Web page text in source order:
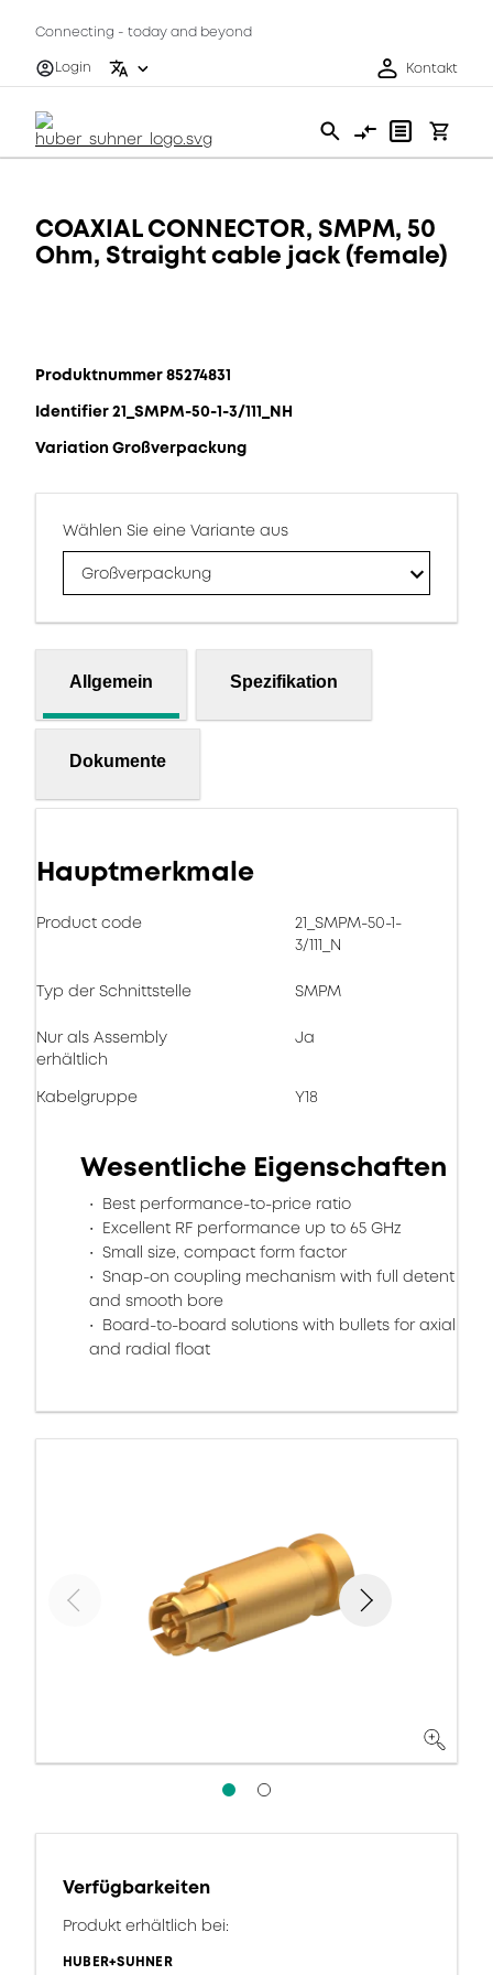
Connecting - today and beyond
Login
Kontakt
COAXIAL CONNECTOR, SMPM, 50
Ohm, Straight cable jack (female)
Produktnummer 85274831
Identifier 21_SMPM-50-1-3/111_NH
Variation Großverpackung
Wählen Sie eine Variante aus
Großverpackung
Allgemein Spezifikation
Dokumente
Hauptmerkmale
Product code
21_SMPM-50-1-
3/111_N
Typ der Schnittstelle SMPM
Nur als Assembly
erhältlich
Ja
Kabelgruppe Y18
Wesentliche Eigenschaften
Best performance-to-price ratio
Excellent RF performance up to 65 GHz
Small size, compact form factor
Snap-on coupling mechanism with full detent
and smooth bore
Board-to-board solutions with bullets for axial
and radial float
Verfügbarkeiten
Produkt erhältlich bei:
HUBER+SUHNER